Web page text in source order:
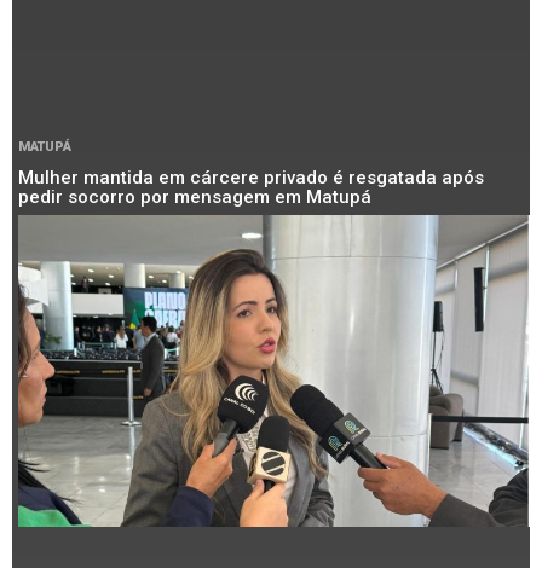
MATUPÁ
Mulher mantida em cárcere privado é resgatada após
pedir socorro por mensagem em Matupá